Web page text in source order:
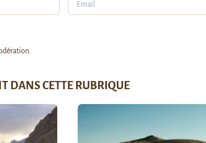
DANS CETTE RUBRIQUE